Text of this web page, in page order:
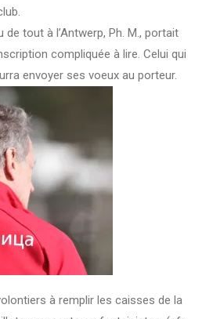
de tout à l’Antwerp, Ph. M., portait
compliquée à lire. Celui qui
envoyer ses voeux au porteur.
à remplir les caisses de la